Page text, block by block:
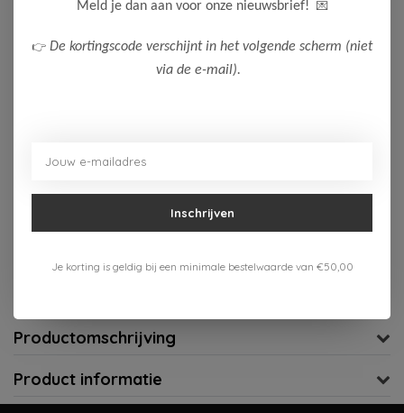
Maak een keuze:
50-56 62-68
Aan verlanglijst toevoegen
Verzenden 1-3 werkdagen
Productomschrijving
Product informatie
Meld je dan aan voor onze nieuwsbrief! 💌
👉 De kortingscode verschijnt in het volgende scherm (niet
via de e-mail).
Inschrijven
Je korting is geldig bij een minimale bestelwaarde van €50,00